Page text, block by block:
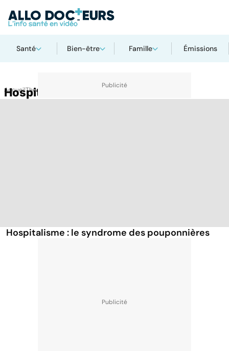
Santé Bien-être Famille Émissions
AccueilThématiques
Hospitalisme
Hospitalisme : le syndrome des pouponnières